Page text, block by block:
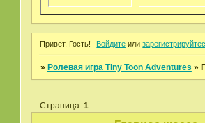
Привет, Гость! Войдите или
» Ролевая игра Tiny Toon Adventures »
Страница: 1